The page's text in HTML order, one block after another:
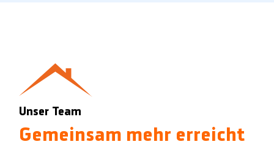
Unser Team
Gemeinsam mehr erreicht